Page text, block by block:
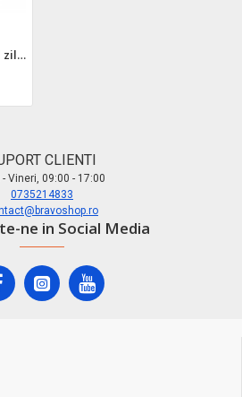
Sandwich maker si grill zilan zln3942, digital 2000w - placi detasabile antiaderente, timer si control temperatura
CLIENTI
- Vineri, 09:00 - 17:00
0735214833
ne in Social Media